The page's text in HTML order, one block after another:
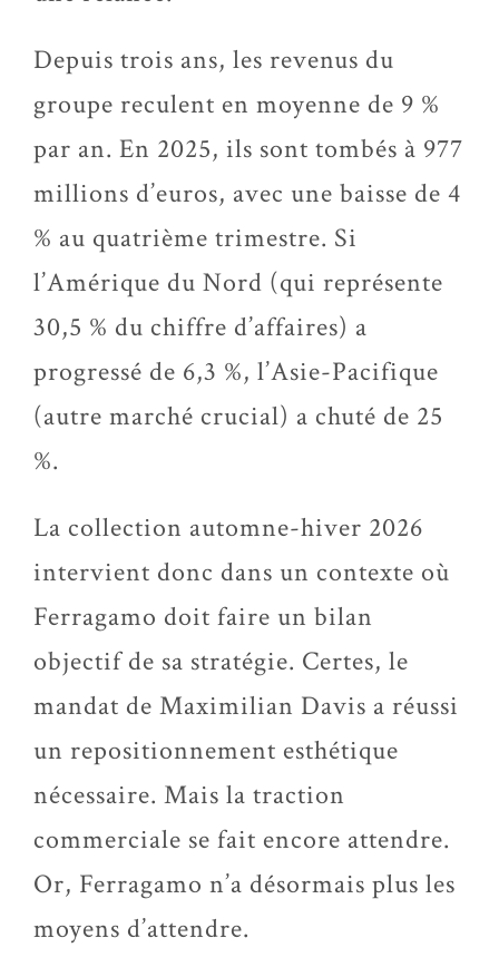
Depuis trois ans, les revenus du
groupe reculent en moyenne de 9 %
par an. En 2025, ils sont tombés à 977
millions d’euros, avec une baisse de 4
% au quatrième trimestre. Si
l’Amérique du Nord (qui représente
30,5 % du chiffre d’affaires) a
progressé de 6,3 %, l’Asie-Pacifique
(autre marché crucial) a chuté de 25
%.
La collection automne-hiver 2026
intervient donc dans un contexte où
Ferragamo doit faire un bilan
objectif de sa stratégie. Certes, le
mandat de Maximilian Davis a réussi
un repositionnement esthétique
nécessaire. Mais la traction
commerciale se fait encore attendre.
Or, Ferragamo n’a désormais plus les
moyens d’attendre.